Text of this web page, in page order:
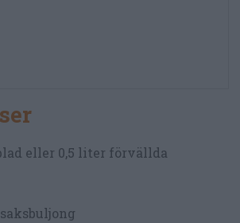
eller 0,5 liter förvällda